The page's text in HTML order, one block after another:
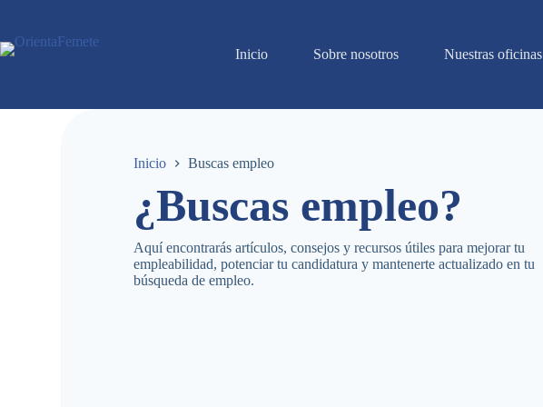
Inicio Sobre nosotros Nuestras oficinas
Inicio Buscas empleo
¿Buscas empleo?
Aquí encontrarás artículos, consejos y recursos útiles para mejorar tu
empleabilidad, potenciar tu candidatura y mantenerte actualizado en tu
búsqueda de empleo.